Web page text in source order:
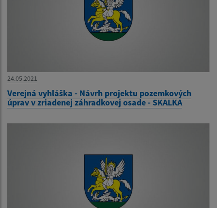
24.05.2021
Verejná vyhláška - Návrh projektu pozemkových
úprav v zriadenej záhradkovej osade - SKALKA